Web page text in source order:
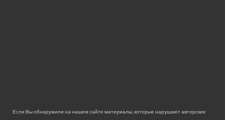
Если Вы обнаружили на нашем сайте материалы, которые нарушают авторские